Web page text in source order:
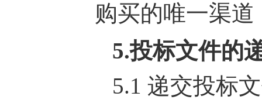
购买的唯一渠
5.投标文件的
5.1 递交投标